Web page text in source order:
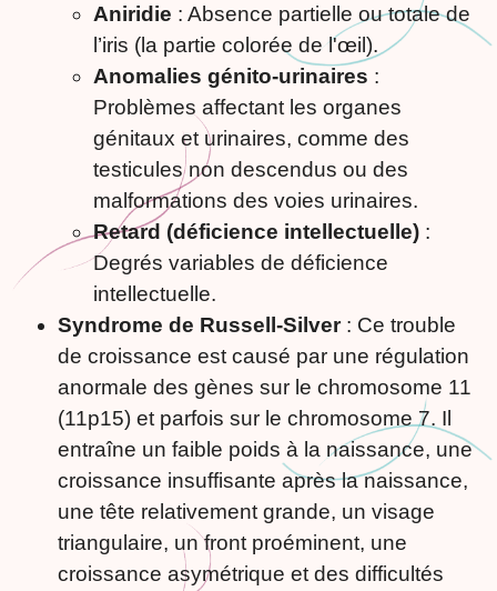
Aniridie : Absence partielle ou totale de
l’iris (la partie colorée de l'œil).
Anomalies génito-urinaires :
Problèmes affectant les organes
génitaux et urinaires, comme des
testicules non descendus ou des
malformations des voies urinaires.
Retard (déficience intellectuelle) :
Degrés variables de déficience
intellectuelle.
Syndrome de Russell-Silver: Ce trouble
de croissance est causé par une régulation
anormale des gènes sur le chromosome 11
(11p15) et parfois sur le chromosome 7. Il
entraîne un faible poids à la naissance, une
croissance insuffisante après la naissance,
une tête relativement grande, un visage
triangulaire, un front proéminent, une
croissance asymétrique et des difficultés